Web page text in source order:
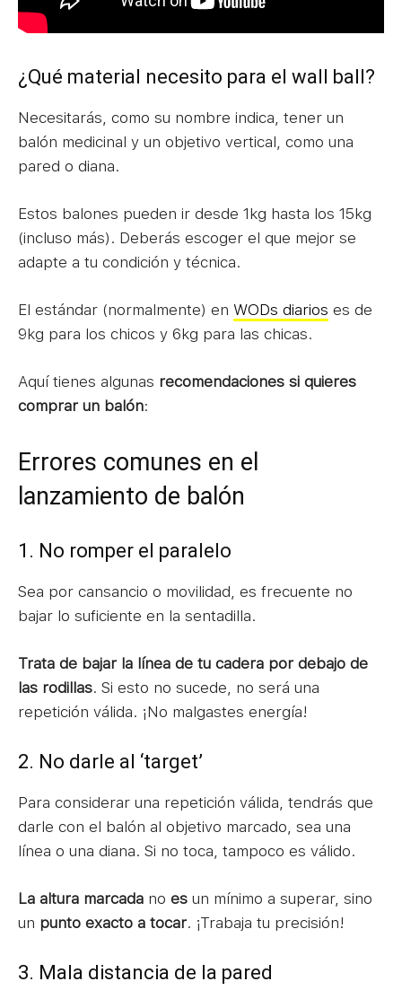
¿Qué material necesito para el wall ball?
Necesitarás, como su nombre indica, tener un
balón medicinal y un objetivo vertical, como una
pared o diana.
Estos balones pueden ir desde 1kg hasta los 15kg
(incluso más). Deberás escoger el que mejor se
adapte a tu condición y técnica.
El estándar (normalmente) en WODs diarios es de
9kg para los chicos y 6kg para las chicas.
Aquí tienes algunas recomendaciones si quieres
comprar un balón:
Errores comunes en el
lanzamiento de balón
1. No romper el paralelo
Sea por cansancio o movilidad, es frecuente no
bajar lo suficiente en la sentadilla.
Trata de bajar la línea de tu cadera por debajo de
las rodillas. Si esto no sucede, no será una
repetición válida. ¡No malgastes energía!
2. No darle al ‘target’
Para considerar una repetición válida, tendrás que
darle con el balón al objetivo marcado, sea una
línea o una diana. Si no toca, tampoco es válido.
La altura marcada no es un mínimo a superar, sino
un punto exacto a tocar. ¡Trabaja tu precisión!
3. Mala distancia de la pared